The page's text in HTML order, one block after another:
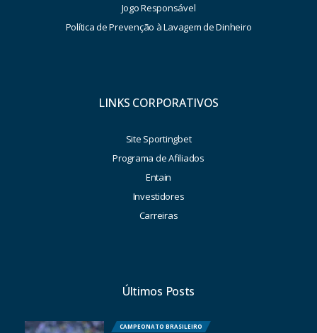
Jogo Responsável
Política de Prevenção à Lavagem de Dinheiro
LINKS CORPORATIVOS
Site Sportingbet
Programa de Afiliados
Entain
Investidores
Carreiras
Últimos Posts
CAMPEONATO BRASILEIRO